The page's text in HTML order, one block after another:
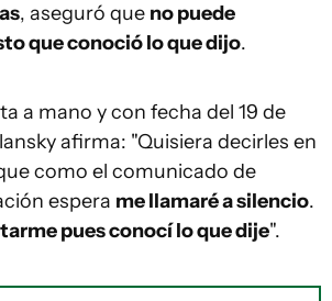
, aseguró que no puede
que conoció lo que dijo.
a mano y con fecha del 19 de
afirma: "Quisiera decirles en
como el comunicado de
espera me llamaré a silencio.
pues conocí lo que dije".